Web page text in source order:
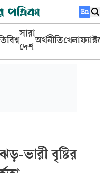
En
বিশ্ব
সারা
দেশ
অর্থনীতিখেলা
ভারী বৃষ্টির